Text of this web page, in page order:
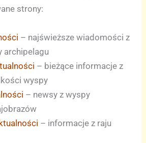
strony:
– najświeższe wiadomości z
archipelagu
– bieżące informacje z
wyspy
– newsy z wyspy
– informacje z raju